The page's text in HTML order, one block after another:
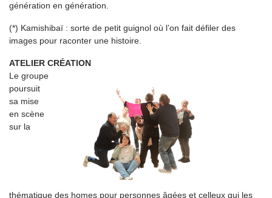
génération en génération.
(*) Kamishibaï : sorte de petit guignol où l’on fait défiler des
images pour raconter une histoire.
ATELIER CRÉATION
Le groupe
poursuit
sa mise
en scène
sur la
thématique des homes pour personnes âgées et celleux qui les